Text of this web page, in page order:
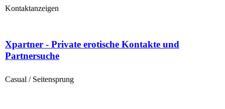
Kontaktanzeigen
Xpartner - Private erotische Kontakte und
Partnersuche
Casual / Seitensprung